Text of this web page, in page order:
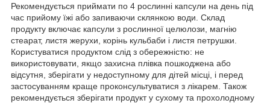
Рекомендується приймати по 4 рослинні капсули на день під
час прийому їжі або запиваючи склянкою води. Склад
продукту включає капсули з рослинної целюлози, магнію
стеарат, листя жерухи, корінь кульбаби і листя петрушки.
Користуватися продуктом слід з обережністю: не
використовувати, якщо захисна плівка пошкоджена або
відсутня, зберігати у недоступному для дітей місці, і перед
застосуванням краще проконсультуватися з лікарем. Також
рекомендується зберігати продукт у сухому та прохолодному